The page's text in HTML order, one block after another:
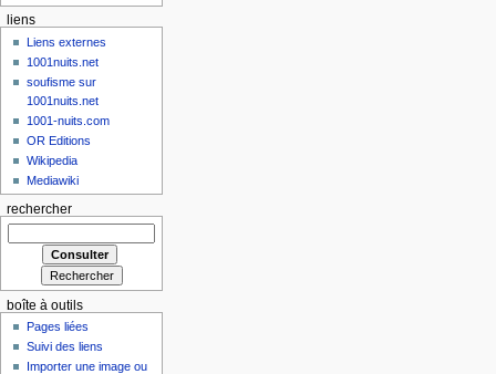
liens
Liens externes
1001nuits.net
soufisme sur
1001nuits.net
1001-nuits.com
OR Editions
Wikipedia
Mediawiki
rechercher
boîte à outils
Pages liées
Suivi des liens
Importer une image ou